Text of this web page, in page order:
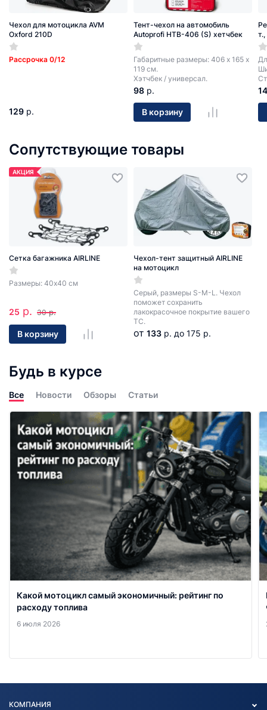
Чехол для мотоцикла AVM
Oxford 210D
Рассрочка 0/12
129 р.
Тент-чехол на автомобиль
Autoprofi HTB-406 (S) хетчбек
Габаритные размеры: 406 х 165 х
119 см.
Хэтчбек / универсал.
98 р.
В корзину
14
Сопутствующие товары
АКЦИЯ
Сетка багажника AIRLINE
Размеры: 40х40 см
25 р. 30 р.
В корзину
Чехол-тент защитный AIRLINE
на мотоцикл
Серый, размеры S-M-L. Чехол
поможет сохранить
лакокрасочное покрытие вашего
ТС.
от 133 р. до 175 р.
Будь в курсе
Все Новости Обзоры Статьи
Какой мотоцикл самый экономичный: рейтинг по
расходу топлива
6 июля 2026
КОМПАНИЯ